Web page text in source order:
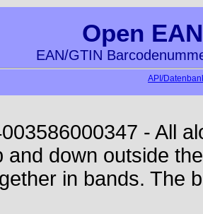
Open
EAN/GTIN
API/
- All
and down outside
in bands. The